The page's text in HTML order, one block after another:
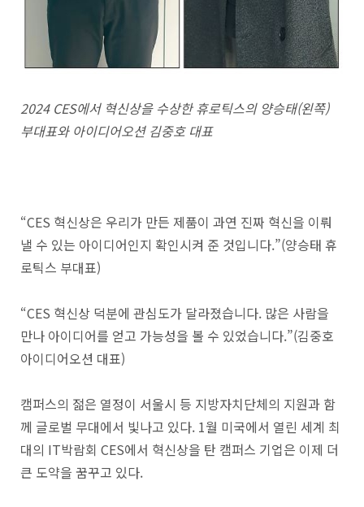
2024 CES에서 혁신상을 수상한 휴로틱스의 양승태(왼쪽)
부대표와 아이디어오션 김중호 대표
“CES 혁신상은 우리가 만든 제품이 과연 진짜 혁신을 이뤄
낼 수 있는 아이디어인지 확인시켜 준 것입니다.”(양승태 휴
로틱스 부대표)
“CES 혁신상 덕분에 관심도가 달라졌습니다. 많은 사람을
만나 아이디어를 얻고 가능성을 볼 수 있었습니다.”(김중호
아이디어오션 대표)
캠퍼스의 젊은 열정이 서울시 등 지방자치단체의 지원과 함
께 글로벌 무대에서 빛나고 있다. 1월 미국에서 열린 세계 최
대의 IT박람회 CES에서 혁신상을 탄 캠퍼스 기업은 이제 더
큰 도약을 꿈꾸고 있다.